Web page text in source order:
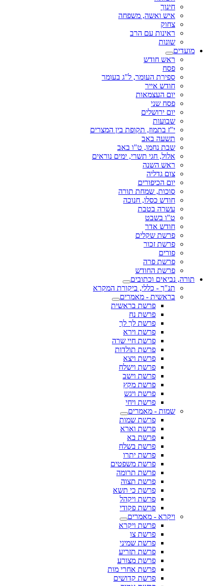
חינוך
איש ואשה, משפחה
צחוק
ראינות עם הרב
שונות
מועדים
ראש חודש
פסח
ספירת העומר, ל"ג בעומר
חודש אייר
יום העצמאות
פסח שני
יום ירושלים
שבועות
י"ז בתמוז, תקופת בין המצרים
תשעה באב
שבת נחמו, ט"ו באב
אלול, חגי תשרי, ימים נוראים
ראש השנה
צום גדליה
יום הכיפורים
סוכות, שמחת תורה
חודש כסלו, חנוכה
עשרה בטבת
ט"ו בשבט
חודש אדר
פרשת שקלים
פרשת זכור
פורים
פרשת פרה
פרשת החודש
תורה, נביאים וכתובים
תנ"ך - כללי, ביקורת המקרא
בראשית - מאמרים
פרשת בראשית
פרשת נח
פרשת לך לך
פרשת וירא
פרשת חיי שרה
פרשת תולדות
פרשת ויצא
פרשת וישלח
פרשת וישב
פרשת מקץ
פרשת ויגש
פרשת ויחי
שמות - מאמרים
פרשת שמות
פרשת וארא
פרשת בא
פרשת בשלח
פרשת יתרו
פרשת משפטים
פרשת תרומה
פרשת תצוה
פרשת כי תשא
פרשת ויקהל
פרשת פקודי
ויקרא - מאמרים
פרשת ויקרא
פרשת צו
פרשת שמיני
פרשת תזריע
פרשת מצורע
פרשת אחרי מות
פרשת קדושים